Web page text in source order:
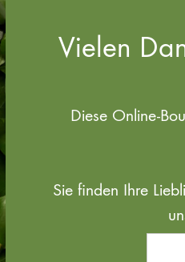
Vielen
Diese Online-
Sie finden Ihre